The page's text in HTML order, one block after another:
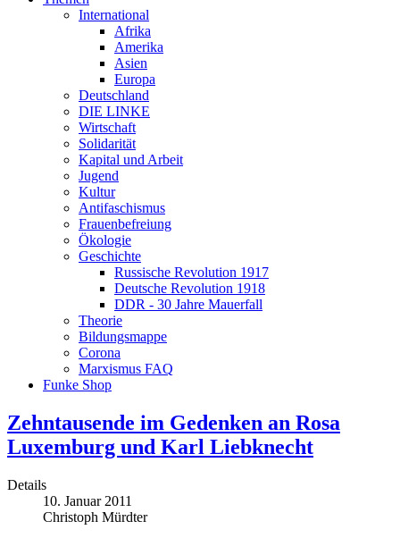
International
Afrika
Amerika
Asien
Europa
Deutschland
DIE LINKE
Wirtschaft
Solidarität
Kapital und Arbeit
Jugend
Kultur
Antifaschismus
Frauenbefreiung
Ökologie
Geschichte
Russische Revolution 1917
Deutsche Revolution 1918
DDR - 30 Jahre Mauerfall
Theorie
Bildungsmappe
Corona
Marxismus FAQ
Funke Shop
Zehntausende im Gedenken an Rosa
Luxemburg und Karl Liebknecht
Details
10. Januar 2011
Christoph Mürdter